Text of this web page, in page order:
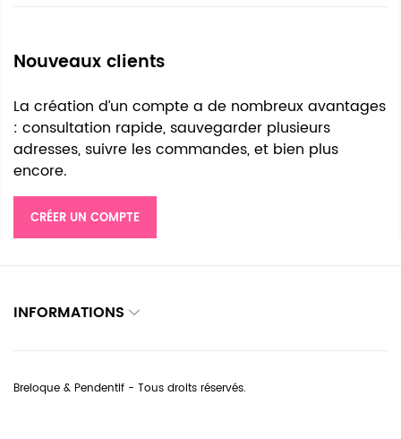
Nouveaux clients
La création d’un compte a de nombreux avantages
: consultation rapide, sauvegarder plusieurs
adresses, suivre les commandes, et bien plus
encore.
CRÉER UN COMPTE
INFORMATIONS
Breloque & Pendentif - Tous droits réservés.